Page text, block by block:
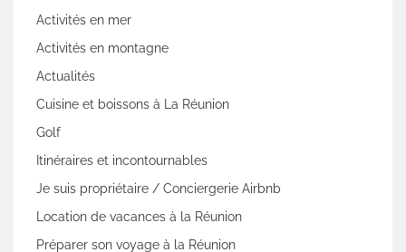
Activités en mer
Activités en montagne
Actualités
Cuisine et boissons à La Réunion
Golf
Itinéraires et incontournables
Je suis propriétaire / Conciergerie Airbnb
Location de vacances à la Réunion
Préparer son voyage à la Réunion